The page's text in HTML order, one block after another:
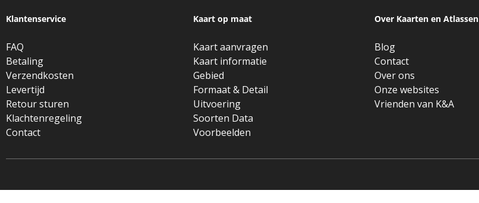
Klantenservice
FAQ
Betaling
Verzendkosten
Levertijd
Retour sturen
Klachtenregeling
Contact
Kaart op maat
Kaart aanvragen
Kaart informatie
Gebied
Formaat & Detail
Uitvoering
Soorten Data
Voorbeelden
Over Kaarten en Atlassen
Blog
Contact
Over ons
Onze websites
Vrienden van K&A